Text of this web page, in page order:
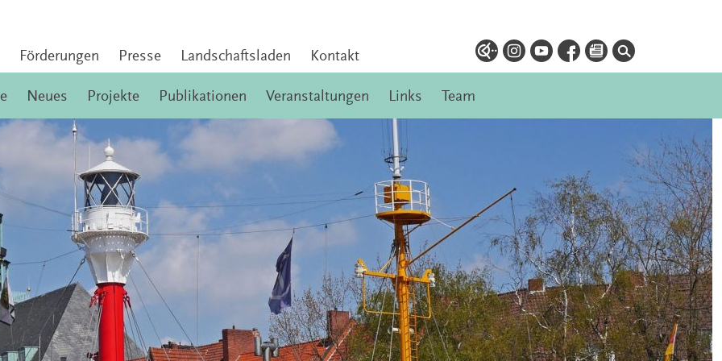
Förderungen Presse Landschaftsladen Kontakt
Neues Projekte Publikationen Veranstaltungen Links Team